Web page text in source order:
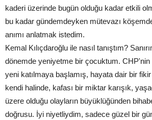
kaderi üzerinde bugün olduğu kadar etkili
bu kadar gündemdeyken mütevazı
anımı anlatmak istedim.
Kemal Kılıçdaroğlu ile nasıl tanıştım?
dönemde yeniyetme bir çocuktum. CHP'nin
yeni katılmaya başlamış, hayata dair bir
kendi halinde, kafası bir miktar karışık,
üzere olduğu olayların büyüklüğünden
doğrusu. İyi niyetliydim, sadece güzel bir